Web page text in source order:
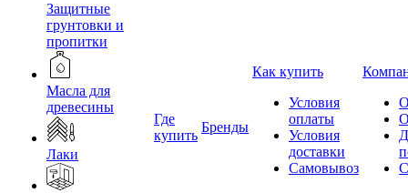
Защитные
грунтовки и
пропитки
Масла для
древесины
Лаки
Где
купить
Бренды
Как купить
Условия
оплаты
Условия
доставки
Самовывоз